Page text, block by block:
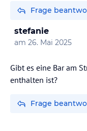
Frage
stefanie
am 26. Mai 2025
Gibt es eine Bar am
enthalten ist?
Frage